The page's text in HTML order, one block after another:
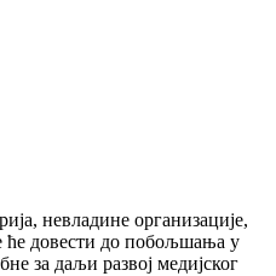
невладине организације,
ће довести до побољшања у
за даљи развој медијског